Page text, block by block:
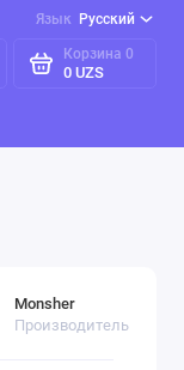
Язык Русский
Корзина 0
0 UZS
Monsher
Производитель